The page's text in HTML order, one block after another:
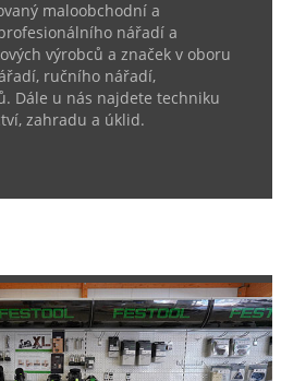
maloobchodní a
nářadí a
výrobců a značek v oboru
ručního nářadí,
Dále u nás najdete techniku
zahradu a úklid.